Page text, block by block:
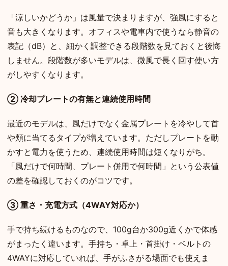
「涼しいかどうか」は風量で決まりますが、強風にすると
音も大きくなります。オフィスや電車内で使うなら静音の
表記（dB）と、細かく調整できる段階数を見ておくと後悔
しません。段階数が多いモデルは、微風で長く回す使い方
がしやすくなります。
② 冷却プレートの有無と連続使用時間
最近のモデルは、風だけでなく金属プレートを冷やして首
や頬に当てるタイプが増えています。ただしプレートを動
かすと電力を使うため、連続使用時間は短くなりがち。
「風だけで何時間、プレート併用で何時間」という公表値
の差を確認しておくのがコツです。
③ 重さ・充電方式（4WAY対応か）
手で持ち続けるものなので、100g台か300g近くかで体感
がまったく違います。手持ち・卓上・首掛け・ベルトの
4WAYに対応していれば、手がふさがる場面でも使えま